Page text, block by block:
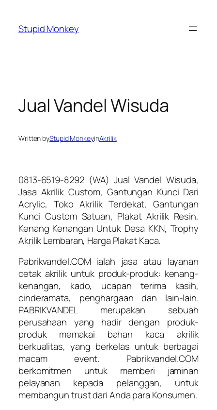
content
Stupid Monkey
Jual Vandel Wisuda
Written byStupid MonkeyinAkrilik
0813-6519-8292 (WA) Jual Vandel Wisuda,
Jasa Akrilik Custom, Gantungan Kunci Dari
Acrylic, Toko Akrilik Terdekat, Gantungan
Kunci Custom Satuan, Plakat Akrilik Resin,
Kenang Kenangan Untuk Desa KKN, Trophy
Akrilik Lembaran, Harga Plakat Kaca.
Pabrikvandel.COM ialah jasa atau layanan
cetak akrilik untuk produk-produk: kenang-
kenangan, kado, ucapan terima kasih,
cinderamata, penghargaan dan lain-lain.
PABRIKVANDEL merupakan sebuah
perusahaan yang hadir dengan produk-
produk memakai bahan kaca akrilik
berkualitas, yang berkelas untuk berbagai
macam event. Pabrikvandel.COM
berkomitmen untuk memberi jaminan
pelayanan kepada pelanggan, untuk
membangun trust dari Anda para Konsumen.